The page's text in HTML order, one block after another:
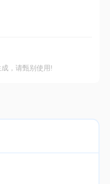
，请甄别使用!